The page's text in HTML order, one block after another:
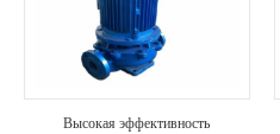
Высокая эффективность